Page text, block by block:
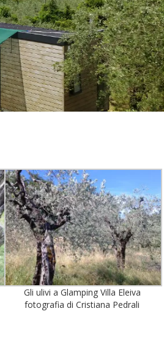
Gli ulivi a Glamping Villa Eleiva
fotografia di Cristiana Pedrali